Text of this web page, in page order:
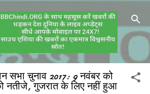
सभा चुनाव 2017: 9 नवंबर को
नतीजे, गुजरात के लिए नहीं हुआ